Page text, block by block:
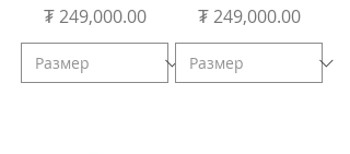
Price
₮ 249,000.00
Price
₮ 249,000.00